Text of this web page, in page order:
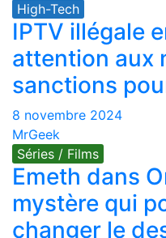
High-Tech
IPTV illégale
attention aux
sanctions
8 novembre 2024
MrGeek
Séries / Films
Emeth dans
mystère qui
changer le